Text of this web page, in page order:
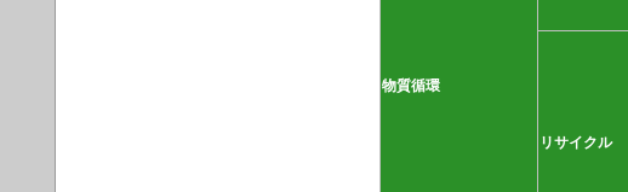
物質循環
リサイクル